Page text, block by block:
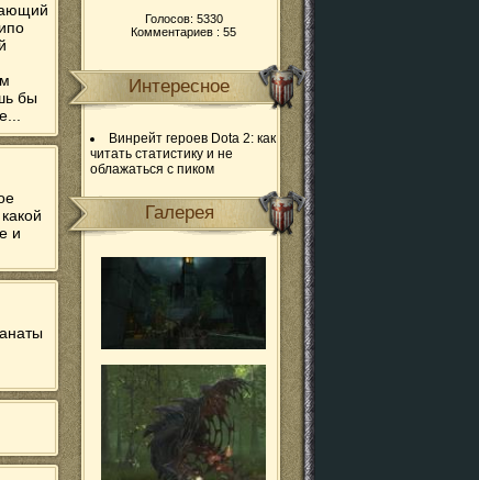
бы
и
Голосов: 5330
Комментариев : 55
Интересное
Винрейт героев Dota 2: как
читать статистику и не
облажаться с пиком
Галерея